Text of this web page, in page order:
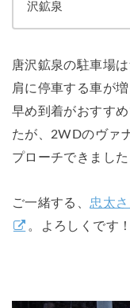
沢鉱泉
唐沢鉱泉の駐車場
肩に停車する車が
早め到着がおすす
たが、2WDのヴァ
プローチできました
ご一緒する、忠太
。よろしくです！